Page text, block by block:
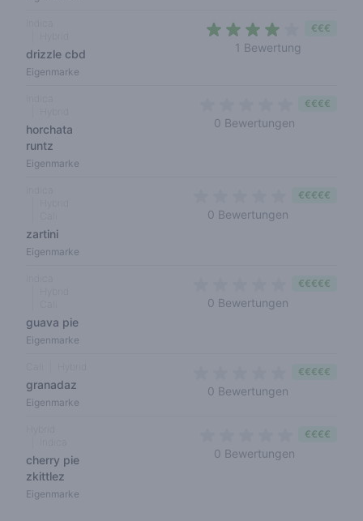
drizzle cbd
Eigenmarke
1 Bewertung
€€€
horchata
runtz
Eigenmarke
0 Bewertungen
€€€€
zartini
Eigenmarke
0 Bewertungen
€€€€€
guava pie
Eigenmarke
0 Bewertungen
€€€€€
granadaz
Eigenmarke
0 Bewertungen
€€€€€
cherry pie
zkittlez
Eigenmarke
0 Bewertungen
€€€€